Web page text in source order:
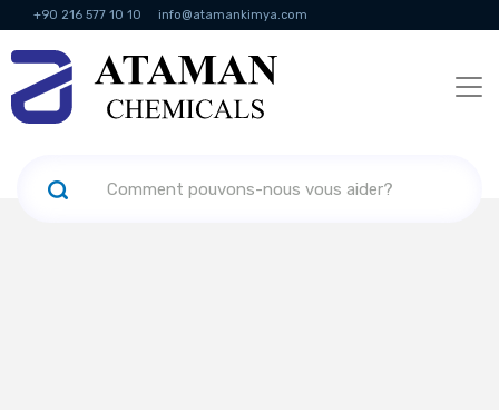
+90 216 577 10 10 info@atamankimya.com
KVKK Politikası Services de la société de l'information
humaines